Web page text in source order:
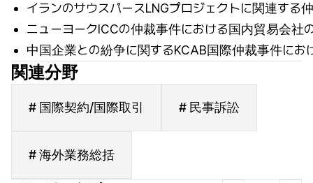
イランのサウスパースLNGプロジェクトに関連する
ニューヨークICCの仲裁事件における国内貿易会社
中国企業との紛争に関するKCAB国際仲裁事件にお
関連分野
# 国際契約/国際取引 # 民事訴訟
# 海外業務総括